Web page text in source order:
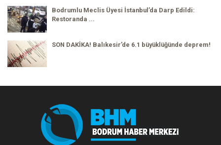
Bodrumlu Meclis Üyesi İstanbul’da Darp Edildi:
Restoranda ...
SON DAKİKA! Balıkesir’de 6.1 büyüklüğünde deprem!